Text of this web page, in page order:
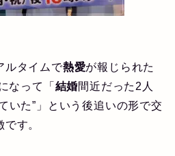
ルタイムで熱愛が報じられた
なって「 結婚間近だった2人
いた”」という後追いの形で交
す。